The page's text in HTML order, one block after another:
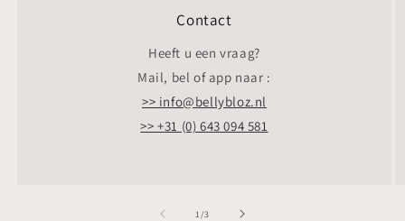
Contact
Heeft u een vraag?
Mail, bel of app naar :
>> info@bellybloz.nl
>> +31 (0) 643 094 581
1 /van
3